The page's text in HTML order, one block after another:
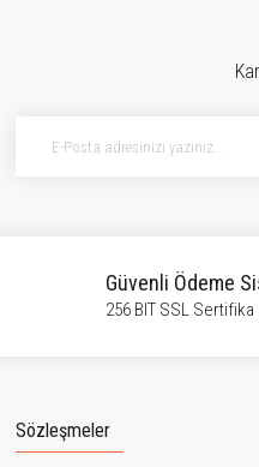
Güvenli Ödeme
256 BIT SSL Sertifika
Sözleşmeler